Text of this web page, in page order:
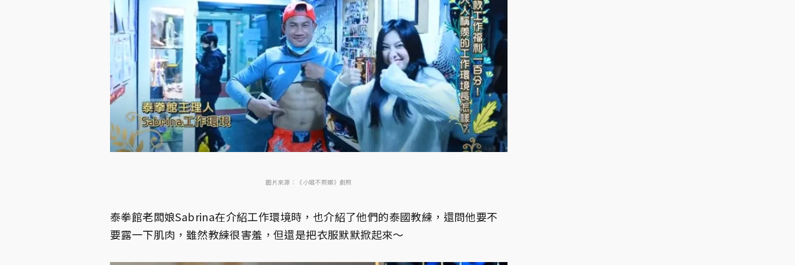
圖片來源：《小姐不熙娣》劇照
泰拳館老闆娘Sabrina在介紹工作環境時，也介紹了他們的泰國教練，還問他要不
要露一下肌肉，雖然教練很害羞，但還是把衣服默默掀起來～